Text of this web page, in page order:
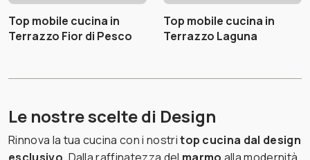
Top mobile cucina in
Terrazzo Fior di Pesco
Top mobile cucina in
Terrazzo Laguna
Le nostre scelte di Design
Rinnova la tua cucina con i nostritop cucina dal design